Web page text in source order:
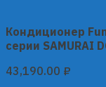
Кондиционер
серии SAMURAI
43,190.00 ₽